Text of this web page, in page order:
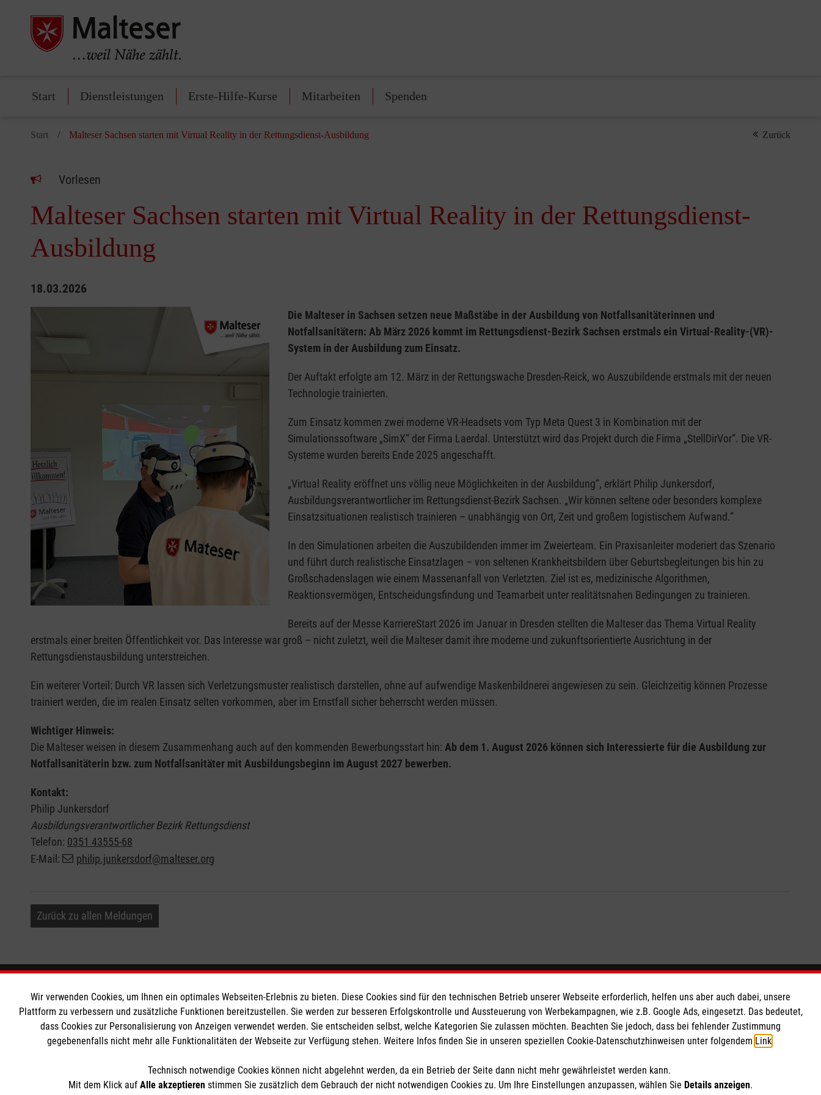
Start Dienstleistungen Erste-Hilfe-Kurse Mitarbeiten Spenden
Start Malteser Sachsen starten mit Virtual Reality in der Rettungsdienst-Ausbildung Zurück
Vorlesen
Malteser Sachsen starten mit Virtual Reality in der Rettungsdienst-
Ausbildung
18.03.2026
Die Malteser in Sachsen setzen neue Maßstäbe in der Ausbildung von Notfallsanitäterinnen und
Notfallsanitätern: Ab März 2026 kommt im Rettungsdienst-Bezirk Sachsen erstmals ein Virtual-Reality-(VR)-
System in der Ausbildung zum Einsatz.
Der Auftakt erfolgte am 12. März in der Rettungswache Dresden-Reick, wo Auszubildende erstmals mit der neuen
Technologie trainierten.
Zum Einsatz kommen zwei moderne VR-Headsets vom Typ Meta Quest 3 in Kombination mit der
Simulationssoftware „SimX“ der Firma Laerdal. Unterstützt wird das Projekt durch die Firma „StellDirVor“. Die VR-
Systeme wurden bereits Ende 2025 angeschafft.
„Virtual Reality eröffnet uns völlig neue Möglichkeiten in der Ausbildung“, erklärt Philip Junkersdorf,
Ausbildungsverantwortlicher im Rettungsdienst-Bezirk Sachsen. „Wir können seltene oder besonders komplexe
Einsatzsituationen realistisch trainieren – unabhängig von Ort, Zeit und großem logistischem Aufwand.“
In den Simulationen arbeiten die Auszubildenden immer im Zweierteam. Ein Praxisanleiter moderiert das Szenario
und führt durch realistische Einsatzlagen – von seltenen Krankheitsbildern über Geburtsbegleitungen bis hin zu
Großschadenslagen wie einem Massenanfall von Verletzten. Ziel ist es, medizinische Algorithmen,
Reaktionsvermögen, Entscheidungsfindung und Teamarbeit unter realitätsnahen Bedingungen zu trainieren.
Bereits auf der Messe KarriereStart 2026 im Januar in Dresden stellten die Malteser das Thema Virtual Reality
erstmals einer breiten Öffentlichkeit vor. Das Interesse war groß – nicht zuletzt, weil die Malteser damit ihre moderne und zukunftsorientierte Ausrichtung in der
Rettungsdienstausbildung unterstreichen.
Ein weiterer Vorteil: Durch VR lassen sich Verletzungsmuster realistisch darstellen, ohne auf aufwendige Maskenbildnerei angewiesen zu sein. Gleichzeitig können Prozesse
trainiert werden, die im realen Einsatz selten vorkommen, aber im Ernstfall sicher beherrscht werden müssen.
Wichtiger Hinweis:
Die Malteser weisen in diesem Zusammenhang auch auf den kommenden Bewerbungsstart hin: Ab dem 1. August 2026 können sich Interessierte für die Ausbildung zur
Notfallsanitäterin bzw. zum Notfallsanitäter mit Ausbildungsbeginn im August 2027 bewerben.
Kontakt:
Philip Junkersdorf
Ausbildungsverantwortlicher Bezirk Rettungsdienst
Telefon: 0351 43555-68
E-Mail:
philip.junkersdorf@malteser.org
Zurück zu allen Meldungen
Informationen
Impressum
Datenschutz
Die Malteser
Malteser in Deutschland
Malteserorden
Spendenkonto
Empfänger: Malteser Hilfsdienst e.V.
Bank: Pax-Bank für Kirche und Caritas eG
BIC: GENODED1PA7
So finden Sie uns
Leipziger Straße 33
01097 Dresden
Email:dienststelle.dresden@malteser.org
Wir verwenden Cookies, um Ihnen ein optimales Webseiten-Erlebnis zu bieten. Diese Cookies sind für den technischen Betrieb unserer Webseite erforderlich, helfen uns aber auch dabei, unsere
Plattform zu verbessern und zusätzliche Funktionen bereitzustellen. Sie werden zur besseren Erfolgskontrolle und Aussteuerung von Werbekampagnen, wie z.B. Google Ads, eingesetzt. Das bedeutet,
dass Cookies zur Personalisierung von Anzeigen verwendet werden. Sie entscheiden selbst, welche Kategorien Sie zulassen möchten. Beachten Sie jedoch, dass bei fehlender Zustimmung
gegebenenfalls nicht mehr alle Funktionalitäten der Webseite zur Verfügung stehen. Weitere Infos finden Sie in unseren speziellen Cookie-Datenschutzhinweisen unter folgendem Link
Technisch notwendige Cookies können nicht abgelehnt werden, da ein Betrieb der Seite dann nicht mehr gewährleistet werden kann.
Mit dem Klick auf Alle akzeptieren stimmen Sie zusätzlich dem Gebrauch der nicht notwendigen Cookies zu. Um Ihre Einstellungen anzupassen, wählen Sie Details anzeigen.